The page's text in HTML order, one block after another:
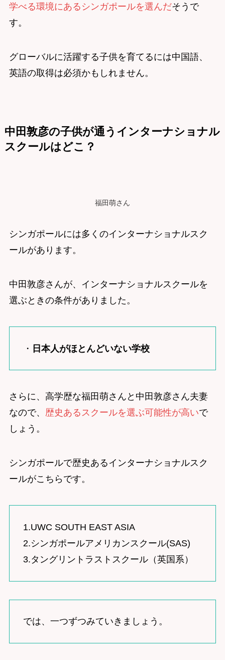
学べる環境にあるシンガポールを選んだそうで
す。
グローバルに活躍する子供を育てるには中国語、
英語の取得は必須かもしれません。
中田敦彦の子供が通うインターナショナル
スクールはどこ？
福田萌さん
シンガポールには多くのインターナショナルスク
ールがあります。
中田敦彦さんが、インターナショナルスクールを
選ぶときの条件がありました。
・ 日本人がほとんどいない学校
さらに、高学歴な福田萌さんと中田敦彦さん夫妻
なので、 歴史あるスクールを選ぶ可能性が高いで
しょう。
シンガポールで歴史あるインターナショナルスク
ールがこちらです。
1.UWC SOUTH EAST ASIA
2.シンガポールアメリカンスクール(SAS)
3.タングリントラストスクール（英国系）
では、一つずつみていきましょう。